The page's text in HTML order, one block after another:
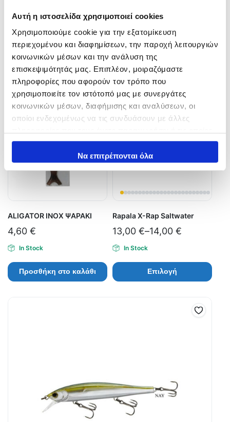
Αυτή η ιστοσελίδα χρησιμοποιεί cookies
Χρησιμοποιούμε cookie για την εξατομίκευση
περιεχομένου και διαφημίσεων, την παροχή λειτουργιών
κοινωνικών μέσων και την ανάλυση της
επισκεψιμότητάς μας. Επιπλέον, μοιραζόμαστε
πληροφορίες που αφορούν τον τρόπο που
χρησιμοποιείτε τον ιστότοπό μας με συνεργάτες
κοινωνικών μέσων, διαφήμισης και αναλύσεων, οι
οποίοι ενδεχομένως να τις συνδυάσουν με άλλες
έχουν συλλέξει σε σχέση με την από μέρους σας χρήση
των υπηρεσιών τους.Να επιτρέπονται όλα
FIIISH BLACK MINNOW
Μολυβοκεφαλές
6,50€–18,95€
Επιλογή
UV Needle jig
In Stock
Επιλογή
ALIGATOR INOX ΨΑΡΑΚΙ
4,60 €
In Stock
Προσθήκη στο καλάθι
Rapala X-Rap Saltwater
13,00 €–14,00 €
In Stock
Επιλογή